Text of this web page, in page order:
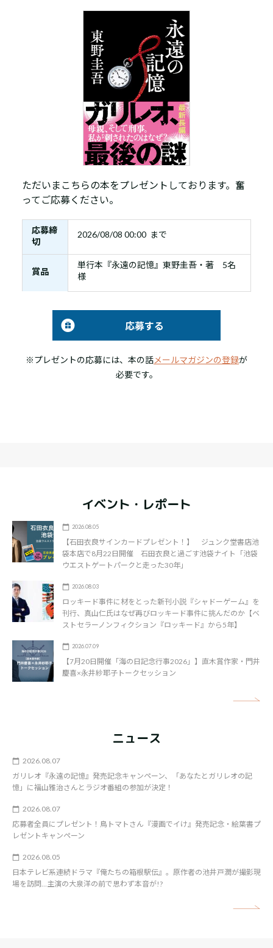
ただいまこちらの本をプレゼントしております。奮
ってご応募ください。
応募締
切
2026/08/08 00:00 まで
賞品
単行本『永遠の記憶』東野圭吾・著 5名
様
応募する
※プレゼントの応募には、本の話メールマガジンの登録が
必要です。
イベント・レポート
2026.08.05
【石田衣良サインカードプレゼント！】 ジュンク堂書店池
袋本店で8月22日開催 石田衣良と過ごす池袋ナイト「池袋
ウエストゲートパークと走った30年」
2026.08.03
ロッキード事件に材をとった新刊小説『シャドーゲーム』を
刊行、真山仁氏はなぜ再びロッキード事件に挑んだのか【ベ
ストセラーノンフィクション『ロッキード』から5年】
2026.07.09
【7月20日開催「海の日記念行事2026」】直木賞作家・門井
慶喜×永井紗耶子トークセッション
ニュース
2026.08.07
ガリレオ『永遠の記憶』発売記念キャンペーン、「あなたとガリレオの記
憶」に福山雅治さんとラジオ番組の参加が決定！
2026.08.07
応募者全員にプレゼント！鳥トマトさん『漫画でイけ』発売記念・絵葉書プ
レゼントキャンペーン
2026.08.05
日本テレビ系連続ドラマ『俺たちの箱根駅伝』。原作者の池井戸潤が撮影現
場を訪問…主演の大泉洋の前で思わず本音が!?